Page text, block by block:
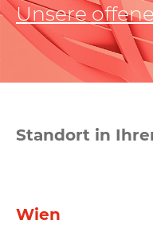
Unsere
Standort in
Wien